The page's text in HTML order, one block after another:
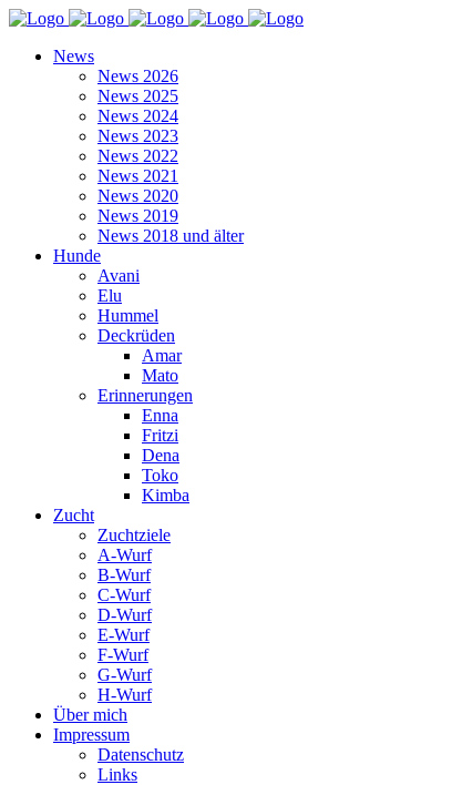
News
News 2026
News 2025
News 2024
News 2023
News 2022
News 2021
News 2020
News 2019
News 2018 und älter
Hunde
Avani
Elu
Hummel
Deckrüden
Amar
Mato
Erinnerungen
Enna
Fritzi
Dena
Toko
Kimba
Zucht
Zuchtziele
A-Wurf
B-Wurf
C-Wurf
D-Wurf
E-Wurf
F-Wurf
G-Wurf
H-Wurf
Über mich
Impressum
Datenschutz
Links